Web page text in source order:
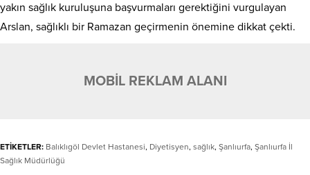
yakın sağlık kuruluşuna başvurmaları gerektiğini vurgulayan
Arslan, sağlıklı bir Ramazan geçirmenin önemine dikkat çekti.
MOBİL REKLAM ALANI
ETİKETLER: Balıklıgöl Devlet Hastanesi, Diyetisyen, sağlık, Şanlıurfa, Şanlıurfa İl
Sağlık Müdürlüğü